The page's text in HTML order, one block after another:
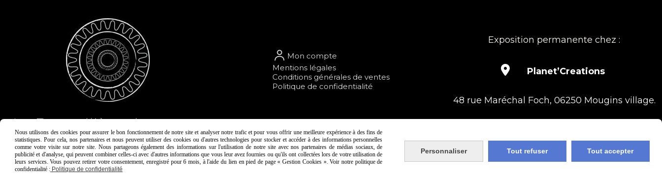
La Dentellière de carton
Mon compte
Mentions légales
Conditions générales de ventes
Politique de confidentialité
Exposition permanente chez :
 Planet’Creations
48 rue Maréchal Foch, 06250 Mougins village.
Mentions Légales Conditions générales de vente Politique de confidentialité
Nous utilisons des cookies pour assurer le bon fonctionnement de notre site et analyser notre trafic et pour vous offrir une meilleure expérience à des fins de
statistiques. Pour cela, nos partenaires et nous peuvent utiliser des cookies ou d'autres technologies pour stocker et accéder à des informations personnelles
comme votre visite sur notre site. Nous partageons également des informations sur l'utilisation de notre site avec nos partenaires de médias sociaux, de
publicité et d'analyse, qui peuvent combiner celles-ci avec d'autres informations que vous leur avez fournies ou qu'ils ont collectées lors de votre utilisation de
leurs services. Vous pouvez retirer votre consentement, enregistré pour 6 mois, à l'aide du lien en pied de page « Gestion Cookies ». Voir notre politique de
confidentialité : Politique de confidentialité
Personnaliser Tout refuser Tout accepter